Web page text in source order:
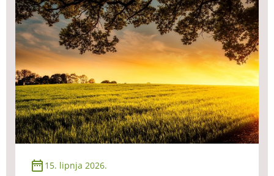
15. lipnja 2026.